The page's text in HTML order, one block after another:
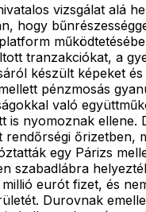
vizsgálat alá
hogy
tranzakciókat, a
készült képeket
pénzmosás
való
is nyomoznak ellene.
rendőrségi őrizetben,
egy Párizs
szabadlábra
eurót fizet, és
Durovnak